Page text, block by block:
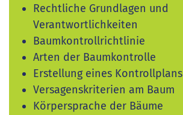
Rechtliche Grundlagen und
Verantwortlichkeiten
Baumkontrollrichtlinie
Arten der Baumkontrolle
Erstellung eines Kontrollplans
Versagenskriterien am Baum
Körpersprache der Bäume